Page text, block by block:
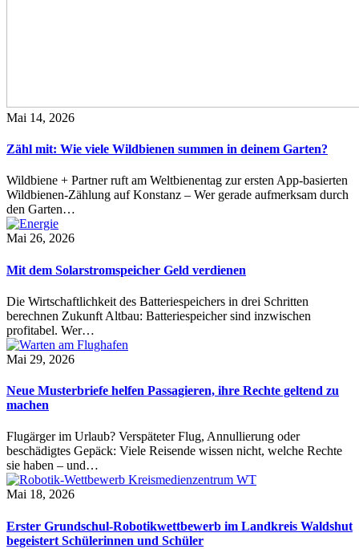
Mai 14, 2026
Zähl mit: Wie viele Wildbienen summen in deinem Garten?
Wildbiene + Partner ruft am Weltbienentag zur ersten App-basierten
Wildbienen-Zählung auf Konstanz – Wer gerade aufmerksam durch
den Garten…
Mai 26, 2026
Mit dem Solarstromspeicher Geld verdienen
Die Wirtschaftlichkeit des Batteriespeichers in drei Schritten
berechnen Zukunft Altbau: Batteriespeicher sind inzwischen
profitabel. Wer…
Mai 29, 2026
Neue Musterbriefe helfen Passagieren, ihre Rechte geltend zu
machen
Flugärger im Urlaub? Verspäteter Flug, Annullierung oder
beschädigtes Gepäck: Viele Reisende wissen nicht, welche Rechte
sie haben – und…
Mai 18, 2026
Erster Grundschul-Robotikwettbewerb im Landkreis Waldshut
begeistert Schülerinnen und Schüler